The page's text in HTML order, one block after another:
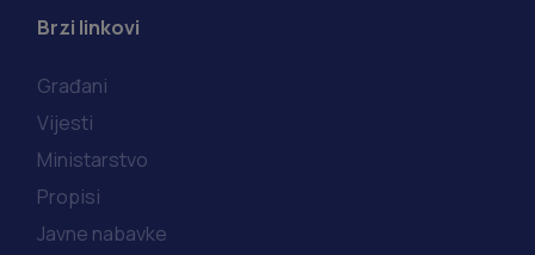
Brzi linkovi
Građani
Vijesti
Ministarstvo
Propisi
Javne nabavke